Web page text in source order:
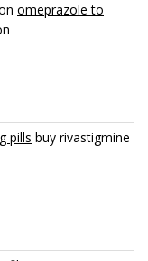
omeprazole to
pills buy rivastigmine